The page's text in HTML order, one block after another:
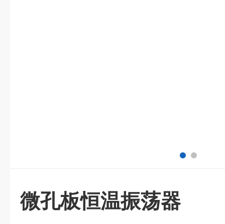
微孔板恒温振荡器